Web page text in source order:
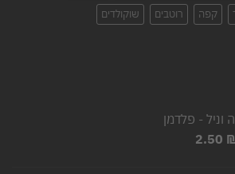
קפה רוטבים שוקולדים
וניל - פלדמן
2.50המחיר